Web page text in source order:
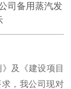
司备用蒸汽发
及《建设项目
，我公司现对